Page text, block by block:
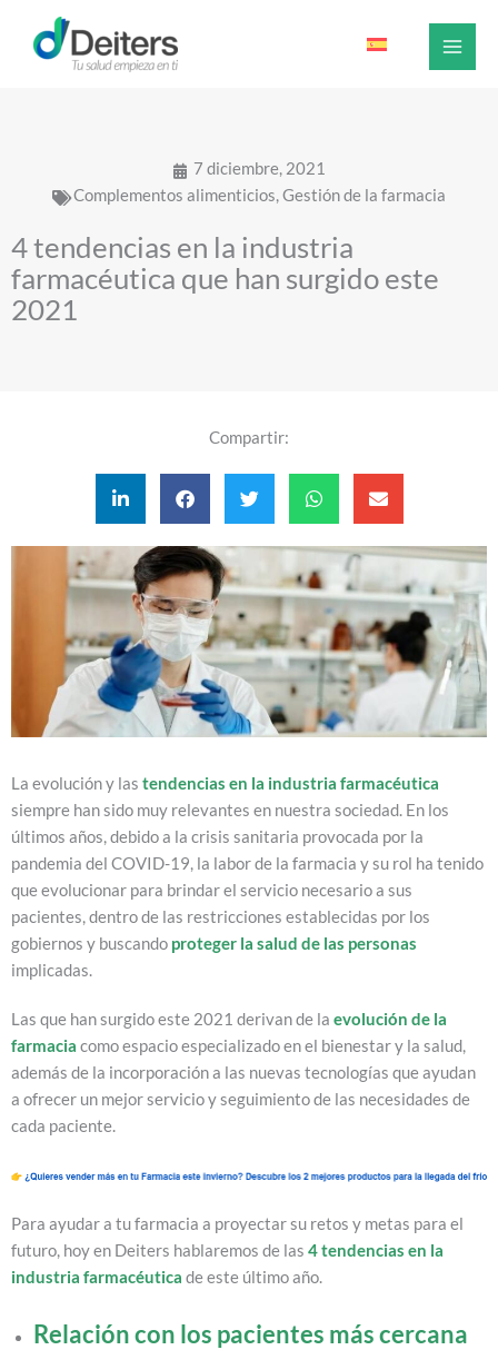
contenido
7 diciembre, 2021
Complementos alimenticios,Gestión de la farmacia
4 tendencias en la industria
farmacéutica que han surgido este
2021
Compartir:
La evolución y las tendencias en la industria farmacéutica
siempre han sido muy relevantes en nuestra sociedad. En los
últimos años, debido a la crisis sanitaria provocada por la
pandemia del COVID-19, la labor de la farmacia y su rol ha tenido
que evolucionar para brindar el servicio necesario a sus
pacientes, dentro de las restricciones establecidas por los
gobiernos y buscando proteger la salud de las personas
implicadas.
Las que han surgido este 2021 derivan de la evolución de la
farmacia como espacio especializado en el bienestar y la salud,
además de la incorporación a las nuevas tecnologías que ayudan
a ofrecer un mejor servicio y seguimiento de las necesidades de
cada paciente.
Para ayudar a tu farmacia a proyectar su retos y metas para el
futuro, hoy en Deiters hablaremos de las 4 tendencias en la
industria farmacéutica de este último año.
Relación con los pacientes más cercana